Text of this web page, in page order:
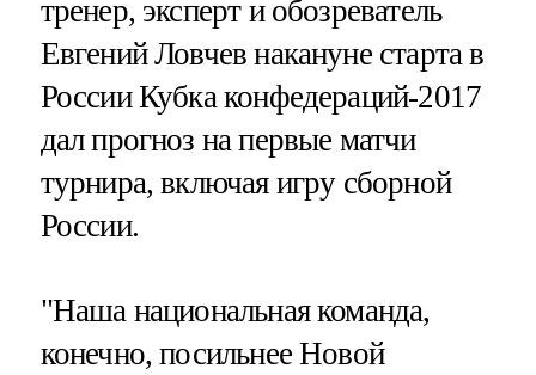
тренер, эксперт и обозреватель
Евгений Ловчев накануне старта в
России Кубка конфедераций-2017
дал прогноз на первые матчи
турнира, включая игру сборной
России.
"Наша национальная команда,
конечно, посильнее Новой